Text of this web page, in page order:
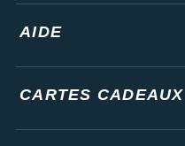
AIDE
CARTES CADEAUX